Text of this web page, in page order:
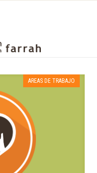
AREAS DE TRABAJO